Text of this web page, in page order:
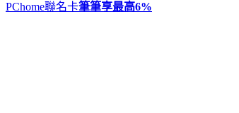
PChome聯名卡筆筆享最高6%